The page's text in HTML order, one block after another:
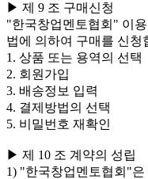
▶ 제 9 조 구매신청
"한국창업멘토협회" 이
법에 의하여 구매를 신청
1. 상품 또는 용역의 선택
2. 회원가입
3. 배송정보 입력
4. 결제방법의 선택
5. 비밀번호 재확인
▶ 제 10 조 계약의 성립
1) "한국창업멘토협회"